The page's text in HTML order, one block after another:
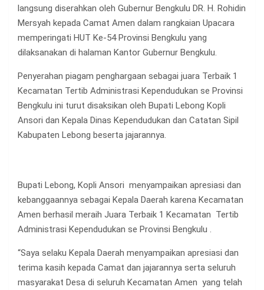
langsung diserahkan oleh Gubernur Bengkulu DR. H. Rohidin
Mersyah kepada Camat Amen dalam rangkaian Upacara
memperingati HUT Ke-54 Provinsi Bengkulu yang
dilaksanakan di halaman Kantor Gubernur Bengkulu.
Penyerahan piagam penghargaan sebagai juara Terbaik 1
Kecamatan Tertib Administrasi Kependudukan se Provinsi
Bengkulu ini turut disaksikan oleh Bupati Lebong Kopli
Ansori dan Kepala Dinas Kependudukan dan Catatan Sipil
Kabupaten Lebong beserta jajarannya.
Bupati Lebong, Kopli Ansori menyampaikan apresiasi dan
kebanggaannya sebagai Kepala Daerah karena Kecamatan
Amen berhasil meraih Juara Terbaik 1 Kecamatan Tertib
Administrasi Kependudukan se Provinsi Bengkulu .
“Saya selaku Kepala Daerah menyampaikan apresiasi dan
terima kasih kepada Camat dan jajarannya serta seluruh
masyarakat Desa di seluruh Kecamatan Amen yang telah